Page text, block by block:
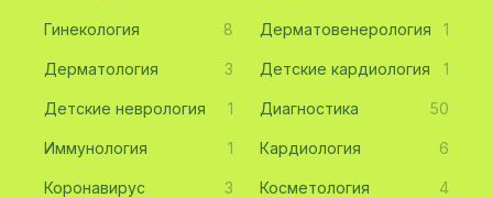
Гинекология 8 Дерматовенерология 1
Дерматология 3 Детские кардиология 1
Детские неврология 1 Диагностика 50
Иммунология 1 Кардиология 6
Коронавирус 3 Косметология 4